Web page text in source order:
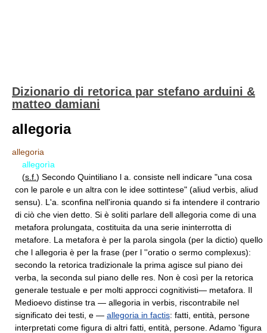
Dizionario di retorica par stefano arduini &
matteo damiani
allegoria
allegoria
allegorìa
(s.f. ) Secondo Quintiliano l a. consiste nell indicare "una cosa
con le parole e un altra con le idee sottintese" (aliud verbis, aliud
sensu). L'a. sconfina nell'ironia quando si fa intendere il contrario
di ciò che vien detto. Si è soliti parlare dell allegoria come di una
metafora pro­lungata, costituita da una serie ininterrotta di
metafore. La metafora è per la parola singola (per la dictio) quello
che l allegoria è per la fra­se (per l ''oratio o sermo complexus):
secondo la retorica tradizionale la prima agisce sul piano dei
verba, la seconda sul piano delle res. Non è così per la retorica
generale testuale e per molti approcci cognitivisti— metafora. Il
Medioevo distinse tra — allegoria in verbis, riscontrabile nel
significato dei testi, e — allegoria in factis: fatti, entità, persone
interpretati come figura di altri fatti, entità, persone. Adamo 'figura